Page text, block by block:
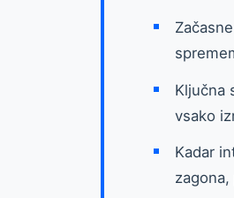
Ključna
vsako
Kadar